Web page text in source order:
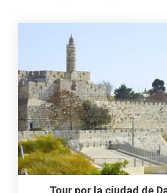
Tour por la ciudad de